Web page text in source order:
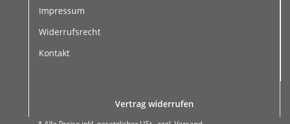
Impressum
Widerrufsrecht
Kontakt
Vertrag widerrufen